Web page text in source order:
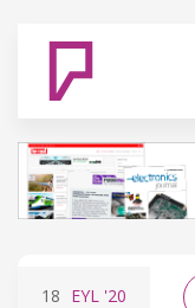
18 EYL '20